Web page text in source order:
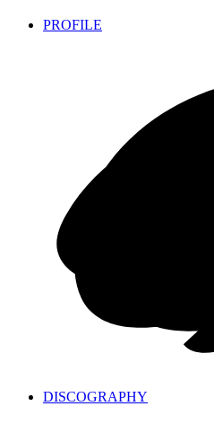
PROFILE
DISCOGRAPHY